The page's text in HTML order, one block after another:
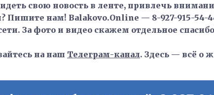
свою новость в ленте, привлечь
Пишите нам! Balakovo.Online — 8-927-915-54-
За фото и видео скажем отдельное
на наш Телеграм-канал. Здесь — всё о